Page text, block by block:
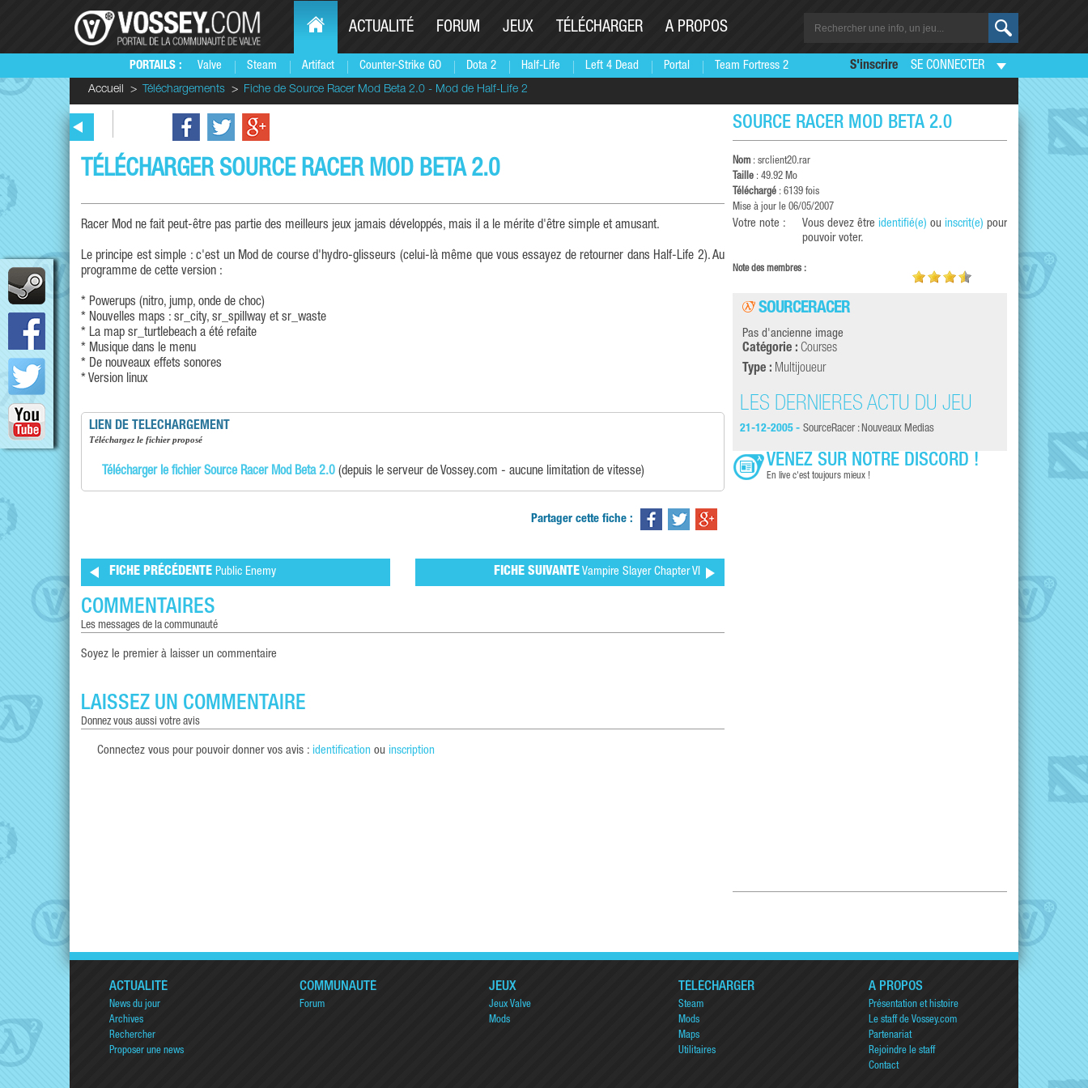
PORTAILS : Valve Steam Artifact Counter-Strike GO Dota 2 Half-Life Left 4 Dead Portal Team Fortress 2
ACTUALITÉ FORUM JEUX TÉLÉCHARGER A PROPOS
S'inscrire SE CONNECTER
Accueil Téléchargements Fiche de Source Racer Mod Beta 2.0 - Mod de Half-Life 2
TÉLÉCHARGER SOURCE RACER MOD BETA 2.0
Racer Mod ne fait peut-être pas partie des meilleurs jeux jamais développés, mais il a le mérite d'être simple et amusant.
Le principe est simple : c'est un Mod de course d'hydro-glisseurs (celui-là même que vous essayez de retourner dans Half-Life 2). Au
programme de cette version :
* Powerups (nitro, jump, onde de choc)
* Nouvelles maps : sr_city, sr_spillway et sr_waste
* La map sr_turtlebeach a été refaite
* Musique dans le menu
* De nouveaux effets sonores
* Version linux
LIEN DE TELECHARGEMENT
téléchargez le fichier proposé
Télécharger le fichier Source Racer Mod Beta 2.0 (depuis le serveur de Vossey.com - aucune limitation de vitesse)
Partager cette fiche :
FICHE PRÉCÉDENTE Public Enemy FICHE SUIVANTE Vampire Slayer Chapter VI
COMMENTAIRES
les messages de la communauté
Soyez le premier à laisser un commentaire
LAISSEZ UN COMMENTAIRE
donnez vous aussi votre avis
Connectez vous pour pouvoir donner vos avis : identification ou inscription
SOURCE RACER MOD BETA 2.0
Nom : srclient20.rar
Taille : 49.92 Mo
Téléchargé : 6139 fois
Mise à jour le 06/05/2007
Votre note : Vous devez être identifié(e) ou inscrit(e) pour
pouvoir voter.
Note des membres :
SOURCERACER
Pas d'ancienne image
Catégorie : Courses
Type : Multijoueur
LES DERNIÈRES ACTU DU JEU
21-12-2005 - SourceRacer : Nouveaux Medias
VENEZ SUR NOTRE DISCORD !
En live c'est toujours mieux !
ACTUALITÉ
News du jour
Archives
Rechercher
Proposer une news
COMMUNAUTÉ
Forum
JEUX
Jeux Valve
Mods
TÉLÉCHARGER
Steam
Mods
Maps
Utilitaires
A PROPOS
Présentation et histoire
Le staff de Vossey.com
Partenariat
Rejoindre le staff
Contact